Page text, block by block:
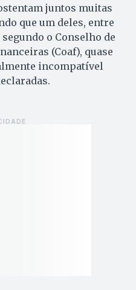
juntos muitas
que um deles, entre
o Conselho de
(Coaf), quase
incompatível